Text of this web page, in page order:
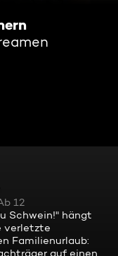
12
Schwein!" hängt
verletzte
Familienurlaub:
auf einen